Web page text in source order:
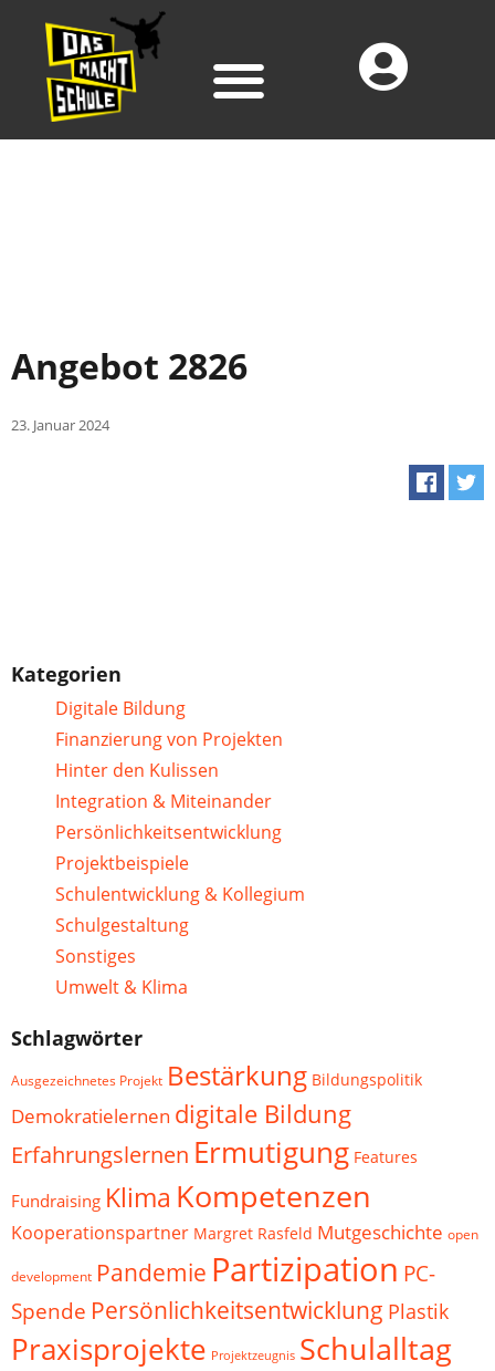
Angebot 2826
23. Januar 2024
Kategorien
Digitale Bildung
Finanzierung von Projekten
Hinter den Kulissen
Integration & Miteinander
Persönlichkeitsentwicklung
Projektbeispiele
Schulentwicklung & Kollegium
Schulgestaltung
Sonstiges
Umwelt & Klima
Schlagwörter
Ausgezeichnetes Projekt Bestärkung Bildungspolitik
Demokratielernen digitale Bildung
Erfahrungslernen Ermutigung Features
Fundraising Klima Kompetenzen
Kooperationspartner Margret Rasfeld Mutgeschichte open
development Pandemie Partizipation PC-
Spende Persönlichkeitsentwicklung Plastik
Praxisprojekte Projektzeugnis Schulalltag